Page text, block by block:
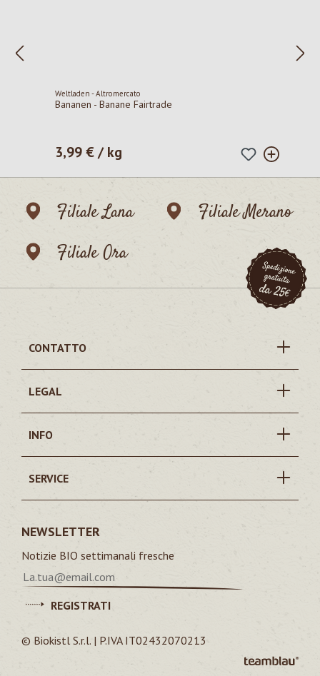
Weltladen - Altromercato
Bananen - Banane Fairtrade
Prezzo normale:
3,99 € / kg
Filiale Lana
Filiale Merano
Filiale Ora
CONTATTO
LEGAL
INFO
SERVICE
NEWSLETTER
Notizie BIO settimanali fresche
REGISTRATI
© Biokistl S.r.l. | P.IVA IT02432070213